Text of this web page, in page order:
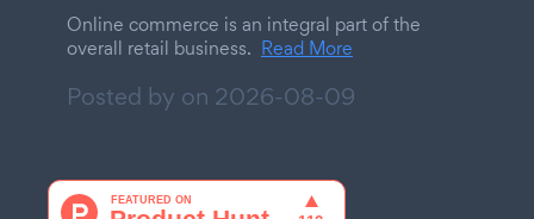
Online commerce is an integral part of the
overall retail business. Read More
Posted by on 2026-08-09